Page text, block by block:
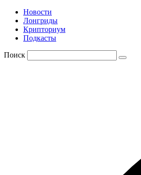
Новости
Лонгриды
Крипториум
Подкасты
Поиск